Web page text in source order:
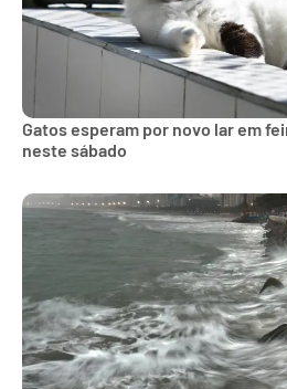
Gatos esperam por novo lar em
neste sábado